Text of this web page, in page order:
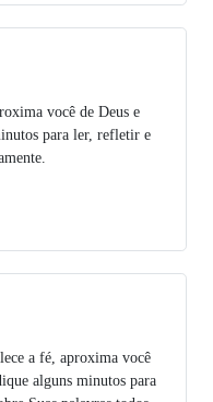
você de Deus e
para ler, refletir e
a fé, aproxima você
alguns minutos para